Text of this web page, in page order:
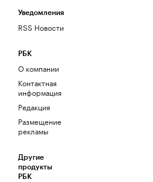
Уведомления
RSS Новости
РБК
О компании
Контактная
информация
Редакция
Размещение
рекламы
Другие
продукты
РБК